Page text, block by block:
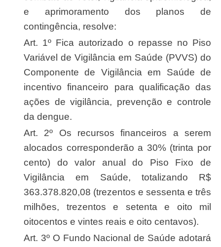
e aprimoramento dos planos de
contingência, resolve:
Art. 1º Fica autorizado o repasse no Piso
Variável de Vigilância em Saúde (PVVS) do
Componente de Vigilância em Saúde de
incentivo financeiro para qualificação das
ações de vigilância, prevenção e controle
da dengue.
Art. 2º Os recursos financeiros a serem
alocados corresponderão a 30% (trinta por
cento) do valor anual do Piso Fixo de
Vigilância em Saúde, totalizando R$
363.378.820,08 (trezentos e sessenta e três
milhões, trezentos e setenta e oito mil
oitocentos e vintes reais e oito centavos).
Art. 3º O Fundo Nacional de Saúde adotará